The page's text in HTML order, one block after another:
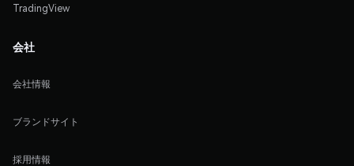
TradingView
会社
会社情報
ブランドサイト
採用情報